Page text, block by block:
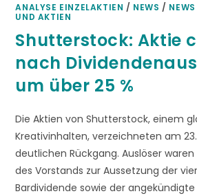
ANALYSE EINZELAKTIEN / NEWS /
UND AKTIEN
Shutterstock: Aktie
nach
um über 25 %
Die Aktien von Shutterstock, einem
Kreativinhalten, verzeichneten am
deutlichen Rückgang. Auslöser
des Vorstands zur Aussetzung der
Bardividende sowie der